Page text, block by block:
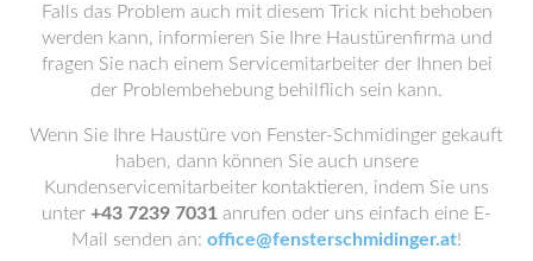
Falls das Problem auch mit diesem Trick nicht behoben
werden kann, informieren Sie Ihre Haustürenfirma und
fragen Sie nach einem Servicemitarbeiter der Ihnen bei
der Problembehebung behilflich sein kann.
Wenn Sie Ihre Haustüre von Fenster-Schmidinger gekauft
haben, dann können Sie auch unsere
Kundenservicemitarbeiter kontaktieren, indem Sie uns
unter +43 7239 7031 anrufen oder uns einfach eine E-
Mail senden an: office@fensterschmidinger.at!